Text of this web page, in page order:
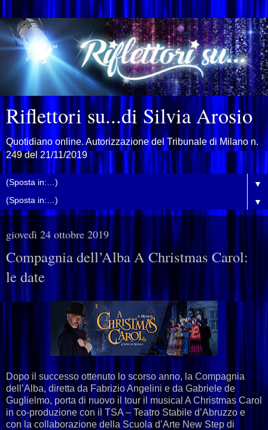
Riflettori su...di Silvia Arosio
Quotidiano online. Autorizzazione del Tribunale di Milano n.
249 del 21/11/2019
▼
▼
giovedì 24 ottobre 2019
Compagnia dell’Alba A Christmas Carol:
le date
Dopo il successo ottenuto lo scorso anno, la Compagnia
dell’Alba, diretta da Fabrizio Angelini e da Gabriele de
Guglielmo, porta di nuovo il tour il musical A Christmas Carol
in co-produzione con il TSA – Teatro Stabile d’Abruzzo e
con la collaborazione della Scuola d’Arte New Step di